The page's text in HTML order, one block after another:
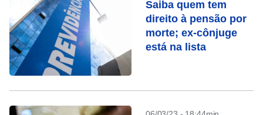
Saiba quem tem
direito à pensão por
morte; ex-cônjuge
está na lista